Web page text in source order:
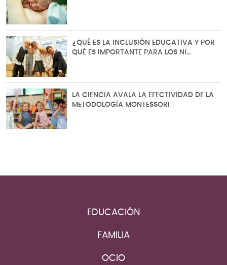
¿QUÉ ES LA INCLUSIÓN EDUCATIVA Y POR
QUÉ ES IMPORTANTE PARA LOS NI…
LA CIENCIA AVALA LA EFECTIVIDAD DE LA
METODOLOGÍA MONTESSORI
EDUCACIÓN
FAMILIA
OCIO